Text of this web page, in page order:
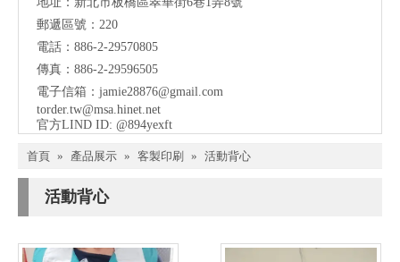
郵遞區號：220
電話：886-2-29570805
傳真：886-2-29596505
電子信箱： jamie28876@gmail.com
torder.tw@msa.hinet.net
官方LIND ID: @894yexft
首頁 » 產品展示 » 客製印刷 » 活動背心
活動背心